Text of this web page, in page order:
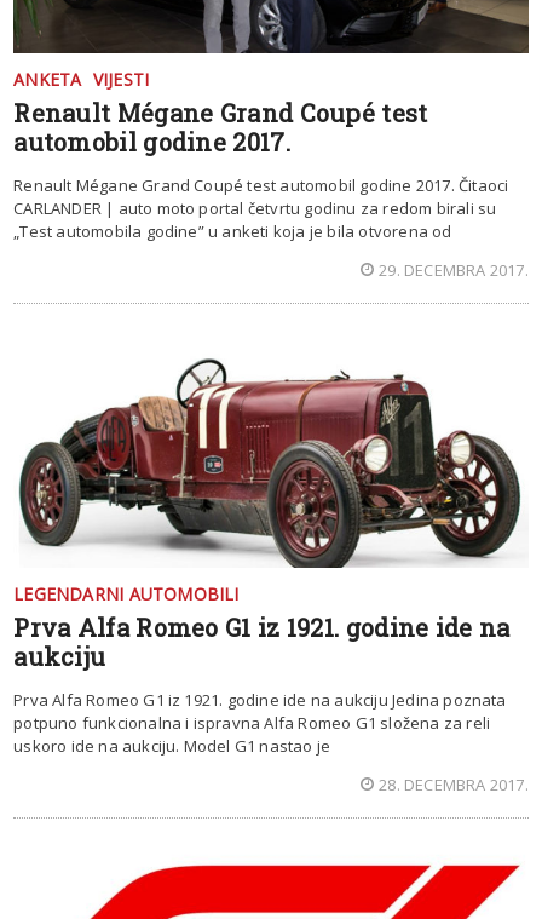
ANKETA VIJESTI
Renault Mégane Grand Coupé test
automobil godine 2017.
Renault Mégane Grand Coupé test automobil godine 2017. Čitaoci
CARLANDER | auto moto portal četvrtu godinu za redom birali su
„Test automobila godine” u anketi koja je bila otvorena od
29. DECEMBRA 2017.
LEGENDARNI AUTOMOBILI
Prva Alfa Romeo G1 iz 1921. godine ide na
aukciju
Prva Alfa Romeo G1 iz 1921. godine ide na aukciju Jedina poznata
potpuno funkcionalna i ispravna Alfa Romeo G1 složena za reli
uskoro ide na aukciju. Model G1 nastao je
28. DECEMBRA 2017.